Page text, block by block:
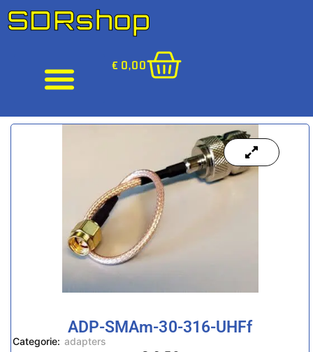
SDRshop
€ 0,00
ADP-SMAm-30-316-UHFf
Categorie: adapters